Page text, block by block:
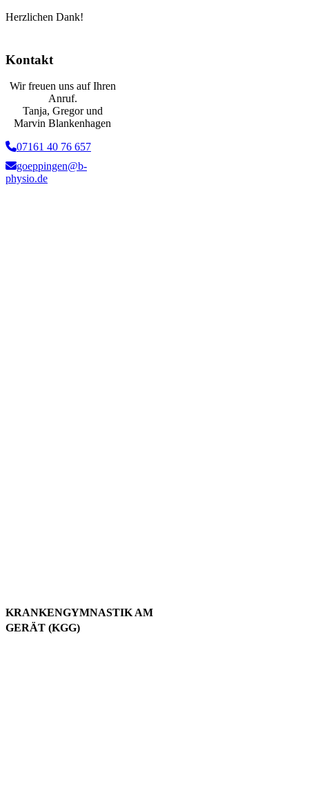
Herzlichen Dank!
Kontakt
Wir freuen uns auf Ihren
Anruf.
Tanja, Gregor und
Marvin Blankenhagen
07161 40 76 657
goeppingen@b-
physio.de
KRANKENGYMNASTIK AM
GERÄT (KGG)